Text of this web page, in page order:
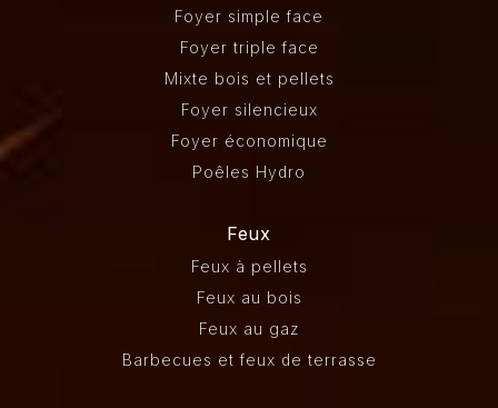
Foyer simple face
Foyer triple face
Mixte bois et pellets
Foyer silencieux
Foyer économique
Poêles Hydro
Feux
Feux à pellets
Feux au bois
Feux au gaz
Barbecues et feux de terrasse